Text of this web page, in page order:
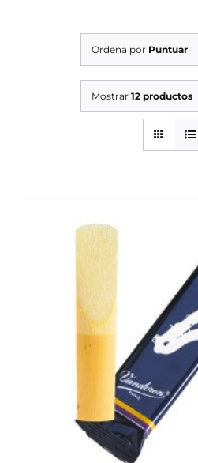
SERVICIOS
Ordena por Puntuar
Mostrar 12 productos